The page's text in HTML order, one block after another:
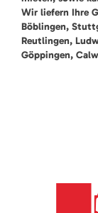
Wir liefern Ihre
Böblingen,
Reutlingen,
Göppingen,